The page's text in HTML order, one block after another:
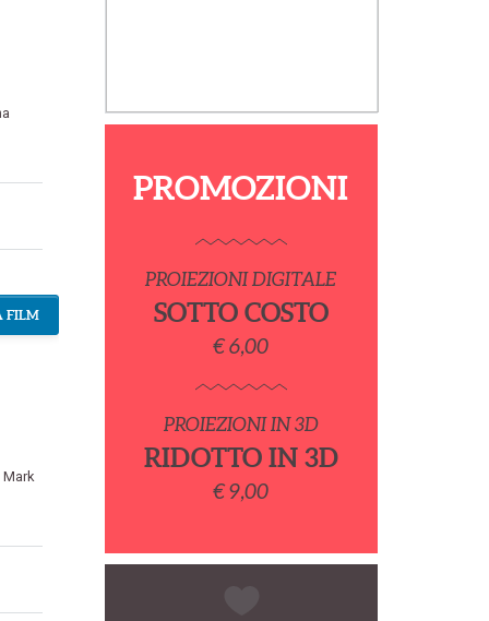
Mark
FILM
PROMOZIONI
PROIEZIONI DIGITALE
SOTTO COSTO
€ 6,00
PROIEZIONI IN 3D
RIDOTTO IN 3D
€ 9,00